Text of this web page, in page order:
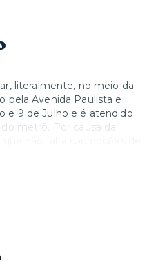
literalmente, no meio da
pela Avenida Paulista e
e 9 de Julho e é atendido
metrô. Por causa da
como o Frei Caneca e o